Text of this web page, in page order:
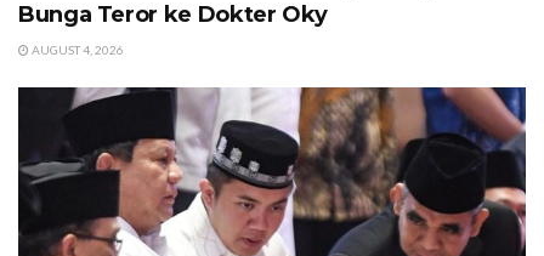
Bunga Teror ke Dokter Oky
AUGUST 4, 2026